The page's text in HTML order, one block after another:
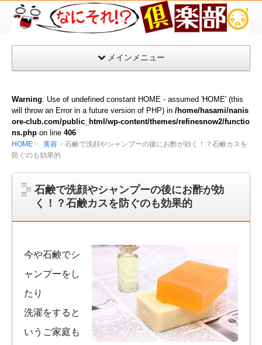
な
そ
部
メインメニュー
Warning: Use of undefined constant HOME - assumed 'HOME' (this
will throw an Error in a future version of PHP) in /home/hasami/nanis
ore-club.com/public_html/wp-content/themes/refinesnow2/functio
ns.php on line 406
HOME 美容
石鹸で洗顔やシャンプーの後にお酢が効く！？石鹸カスを
防ぐのも効果的
石鹸で洗顔やシャンプーの後にお酢が効
く！？石鹸カスを防ぐのも効果的
今や石鹸でシ
ャンプーをし
たり
洗濯をすると
いうご家庭も